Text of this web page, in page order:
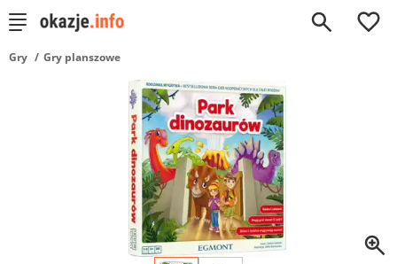
0
Gry Gry planszowe